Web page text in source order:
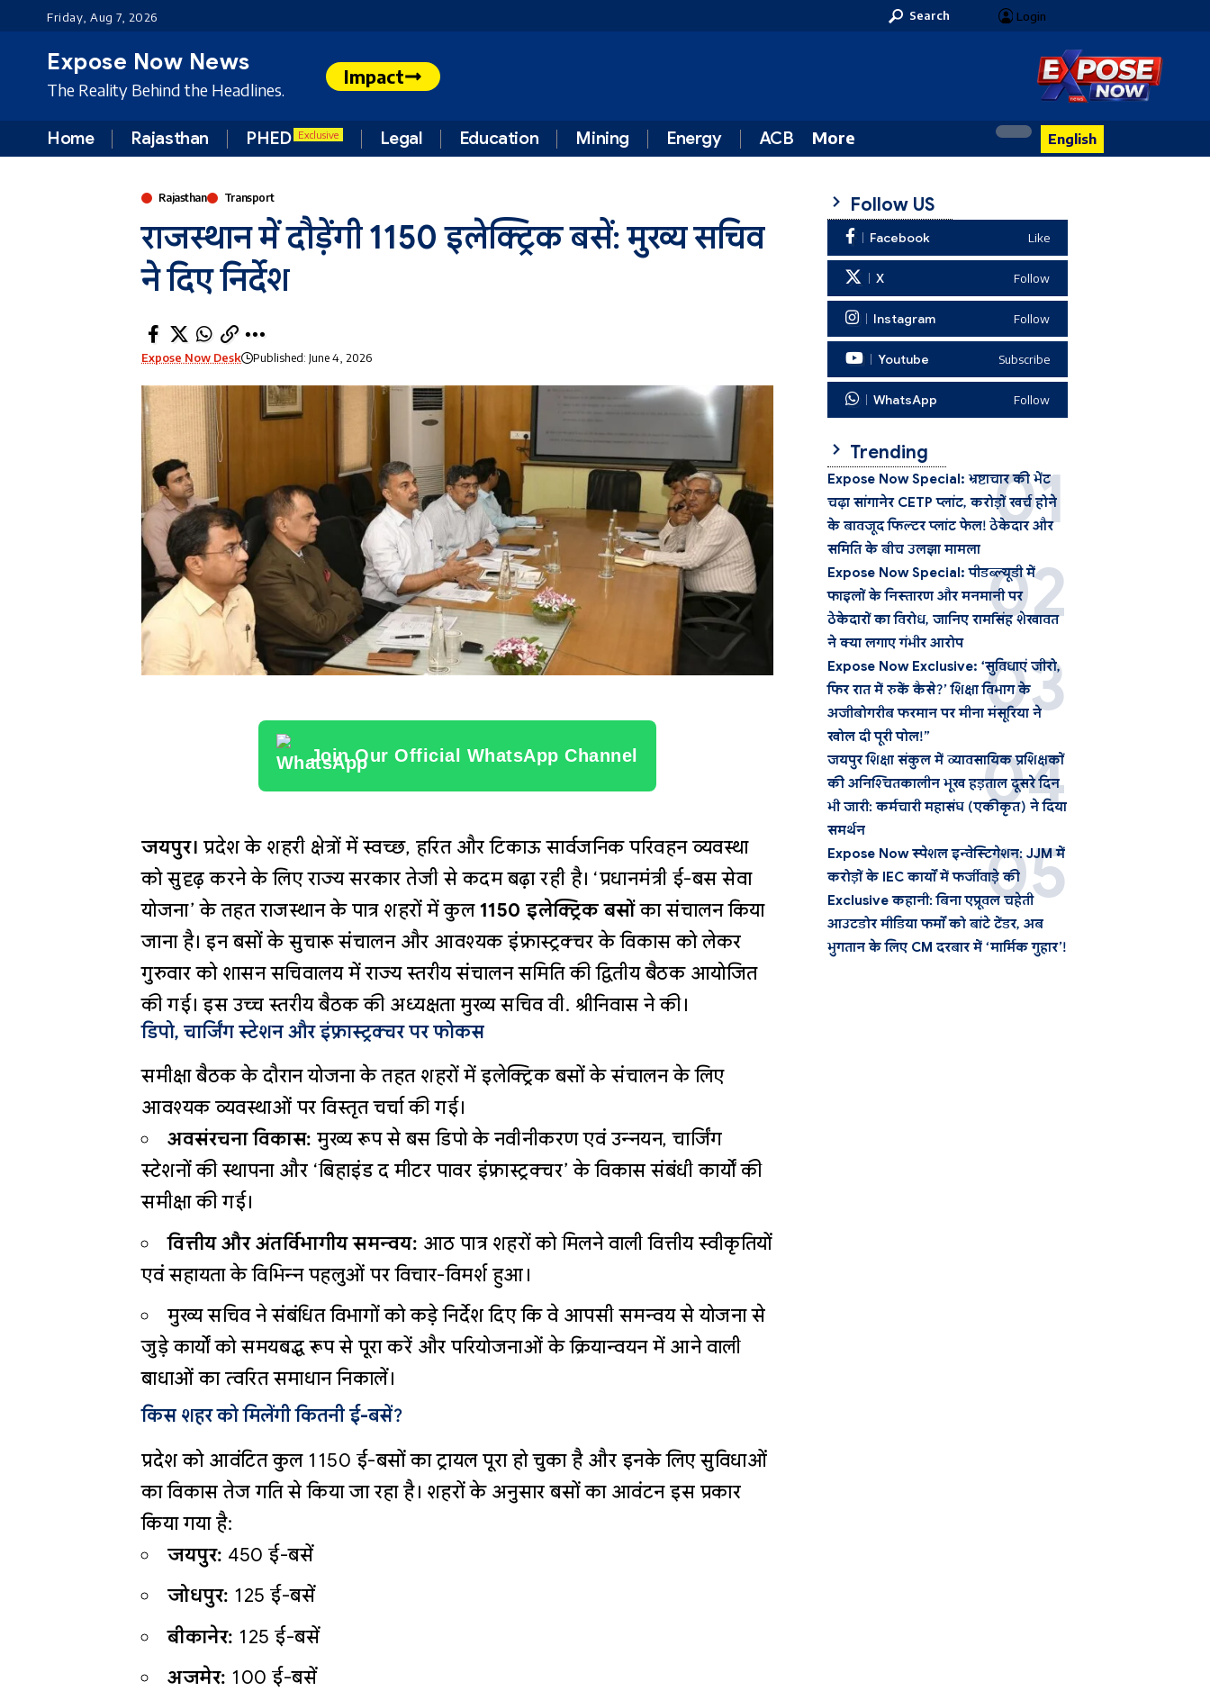
Friday, Aug 7, 2026 Search Login
Expose Now News
The Reality Behind the Headlines.
Impact
Home Rajasthan PHED Exclusive Legal Education Mining Energy ACB More English
Rajasthan Transport
राजस्थान में दौड़ेंगी 1150 इलेक्ट्रिक बसें: मुख्य सचिव
ने दिए निर्देश
Expose Now Desk Published: June 4, 2026
Join Our Official WhatsApp Channel
जयपुर। प्रदेश के शहरी क्षेत्रों में स्वच्छ, हरित और टिकाऊ सार्वजनिक परिवहन व्यवस्था
को सुदृढ़ करने के लिए राज्य सरकार तेजी से कदम बढ़ा रही है। ‘प्रधानमंत्री ई-बस सेवा
योजना’ के तहत राजस्थान के पात्र शहरों में कुल1150 इलेक्ट्रिक बसोंका संचालन किया
जाना है। इन बसों के सुचारू संचालन और आवश्यक इंफ्रास्ट्रक्चर के विकास को लेकर
गुरुवार को शासन सचिवालय में राज्य स्तरीय संचालन समिति की द्वितीय बैठक आयोजित
की गई। इस उच्च स्तरीय बैठक की अध्यक्षता मुख्य सचिव वी. श्रीनिवास ने की।
डिपो, चार्जिंग स्टेशन और इंफ्रास्ट्रक्चर पर फोकस
समीक्षा बैठक के दौरान योजना के तहत शहरों में इलेक्ट्रिक बसों के संचालन के लिए
आवश्यक व्यवस्थाओं पर विस्तृत चर्चा की गई।
अवसंरचना विकास: मुख्य रूप से बस डिपो के नवीनीकरण एवं उन्नयन, चार्जिंग
स्टेशनों की स्थापना और ‘बिहाइंड द मीटर पावर इंफ्रास्ट्रक्चर’ के विकास संबंधी कार्यों की
समीक्षा की गई।
वित्तीय और अंतर्विभागीय समन्वय: आठ पात्र शहरों को मिलने वाली वित्तीय स्वीकृतियों
एवं सहायता के विभिन्न पहलुओं पर विचार-विमर्श हुआ।
मुख्य सचिव ने संबंधित विभागों को कड़े निर्देश दिए कि वे आपसी समन्वय से योजना से
जुड़े कार्यों को समयबद्ध रूप से पूरा करें और परियोजनाओं के क्रियान्वयन में आने वाली
बाधाओं का त्वरित समाधान निकालें।
किस शहर को मिलेंगी कितनी ई-बसें?
प्रदेश को आवंटित कुल 1150 ई-बसों का ट्रायल पूरा हो चुका है और इनके लिए सुविधाओं
का विकास तेज गति से किया जा रहा है। शहरों के अनुसार बसों का आवंटन इस प्रकार
किया गया है:
जयपुर: 450 ई-बसें
जोधपुर: 125 ई-बसें
बीकानेर: 125 ई-बसें
अजमेर: 100 ई-बसें
Follow US
Facebook Like
X Follow
Instagram Follow
Youtube Subscribe
WhatsApp Follow
Trending
Expose Now Special: भ्रष्टाचार की भेंट
चढ़ा सांगानेर CETP प्लांट, करोड़ों खर्च होने
के बावजूद फिल्टर प्लांट फेल! ठेकेदार और
समिति के बीच उलझा मामला
Expose Now Special: पीडब्ल्यूडी में
फाइलों के निस्तारण और मनमानी पर
ठेकेदारों का विरोध, जानिए रामसिंह शेखावत
ने क्या लगाए गंभीर आरोप
Expose Now Exclusive: ‘सुविधाएं जीरो,
फिर रात में रुकें कैसे?’ शिक्षा विभाग के
अजीबोगरीब फरमान पर मीना मंसूरिया ने
खोल दी पूरी पोल!”
जयपुर शिक्षा संकुल में व्यावसायिक प्रशिक्षकों
की अनिश्चितकालीन भूख हड़ताल दूसरे दिन
भी जारी: कर्मचारी महासंघ (एकीकृत) ने दिया
समर्थन
Expose Now स्पेशल इन्वेस्टिगेशन: JJM में
करोड़ों के IEC कार्यों में फर्जीवाड़े की
Exclusive कहानी: बिना एप्रूवल चहेती
आउटडोर मीडिया फर्मों को बांटे टेंडर, अब
भुगतान के लिए CM दरबार में ‘मार्मिक गुहार’!